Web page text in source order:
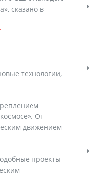
сказано в
технологии,
От
движением
проекты